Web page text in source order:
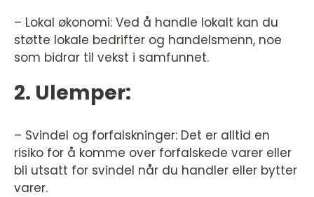
– Lokal økonomi: Ved å handle lokalt kan du
støtte lokale bedrifter og handelsmenn, noe
som bidrar til vekst i samfunnet.
2. Ulemper:
– Svindel og forfalskninger: Det er alltid en
risiko for å komme over forfalskede varer eller
bli utsatt for svindel når du handler eller bytter
varer.